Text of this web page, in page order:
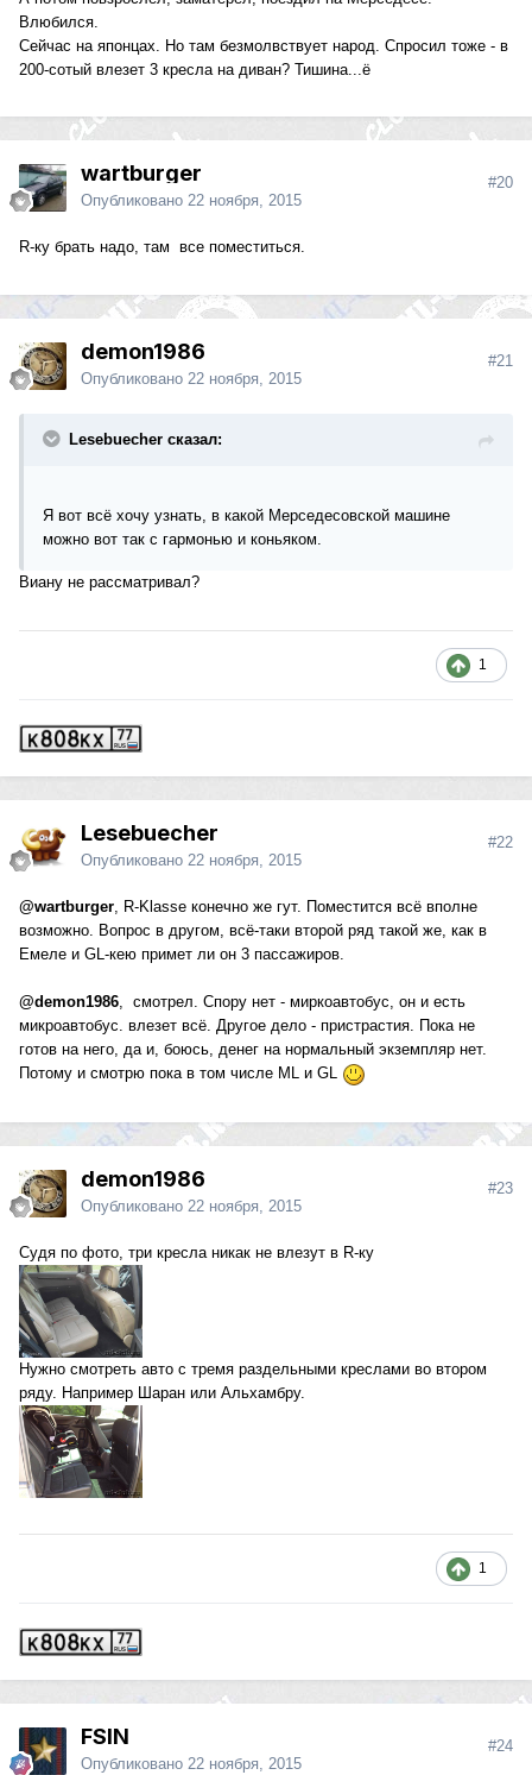
Влюбился.
Сейчас на японцах. Но там безмолвствует народ. Спросил тоже - в
200-сотый влезет 3 кресла на диван? Тишина...ё
wartburger
Опубликовано 22 ноября, 2015
#20
R-ку брать надо, там все поместиться.
demon1986
Опубликовано 22 ноября, 2015
#21
Lesebuecher сказал:
Я вот всё хочу узнать, в какой Мерседесовской машине
можно вот так с гармонью и коньяком.
Виану не рассматривал?
1
Lesebuecher
Опубликовано 22 ноября, 2015
#22
@wartburger, R-Klasse конечно же гут. Поместится всё вполне
возможно. Вопрос в другом, всё-таки второй ряд такой же, как в
Емеле и GL-кею примет ли он 3 пассажиров.
@demon1986, смотрел. Спору нет - миркоавтобус, он и есть
микроавтобус. влезет всё. Другое дело - пристрастия. Пока не
готов на него, да и, боюсь, денег на нормальный экземпляр нет.
Потому и смотрю пока в том числе ML и GL
demon1986
Опубликовано 22 ноября, 2015
#23
Судя по фото, три кресла никак не влезут в R-ку
Нужно смотреть авто с тремя раздельными креслами во втором
ряду. Например Шаран или Альхамбру.
1
FSIN
Опубликовано 22 ноября, 2015
#24